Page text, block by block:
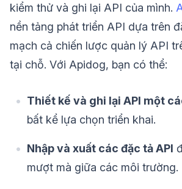
kiểm thử và ghi lại API của mình.
nền tảng phát triển API dựa trên
mạch cả chiến lược quản lý API
tại chỗ. Với Apidog, bạn có thể:
Thiết kế và ghi lại API một
bất kể lựa chọn triển khai.
Nhập và xuất các đặc tả API
mượt mà giữa các môi trường.